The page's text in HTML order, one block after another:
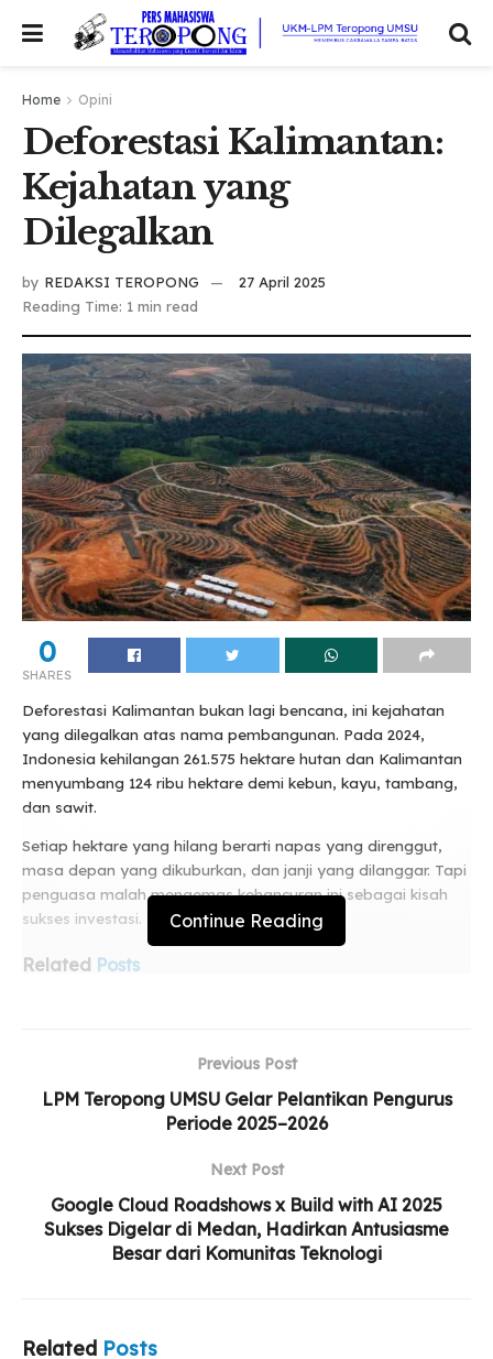
Home Opini
Deforestasi Kalimantan:
Kejahatan yang
Dilegalkan
by REDAKSI TEROPONG
27 April 2025
Reading Time: 1 min read
0
SHARES
Deforestasi Kalimantan bukan lagi bencana, ini kejahatan
yang dilegalkan atas nama pembangunan. Pada 2024,
Indonesia kehilangan 261.575 hektare hutan dan Kalimantan
menyumbang 124 ribu hektare demi kebun, kayu, tambang,
dan sawit.
Setiap hektare yang hilang berarti napas yang direnggut,
masa depan yang dikuburkan, dan janji yang dilanggar. Tapi
penguasa malah mengemas kehancuran ini sebagai kisah
sukses investasi.
Related Posts
Mengapa Kita Sulit Melahirkan Banyak
Tambang Ilegal Subur, Negara Terus Kebobolan
Ironisnya, kerusakan sebesar ini justru dinormalisasi, bahkan
dijadikan kebanggaan dalam laporan ekonomi. Padahal
pangan yang musnah, dan rakyat yang kehilangan
Continue Reading
Previous Post
LPM Teropong UMSU Gelar Pelantikan Pengurus
Periode 2025–2026
Next Post
Google Cloud Roadshows x Build with AI 2025
Sukses Digelar di Medan, Hadirkan Antusiasme
Besar dari Komunitas Teknologi
Related Posts